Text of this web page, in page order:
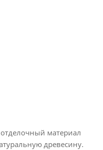
материал
древесину.